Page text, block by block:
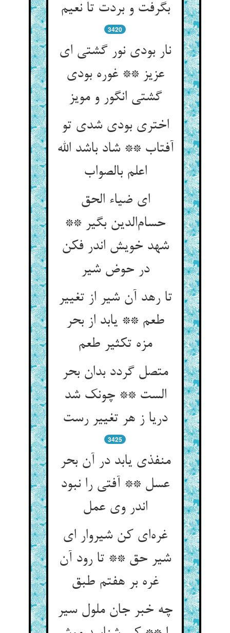
بگرفت و بردت تا نعیم
3420
نار بودی نور گشتی ای
عزیز ** غوره بودی
گشتی انگور و مویز
اختری بودی شدی تو
آفتاب ** شاد باشد الله
اعلم بالصواب
ای ضیاء الحق
حسام‌الدین بگیر **
شهد خویش اندر فکن
در حوض شیر
تا رهد آن شیر از تغییر
طعم ** یابد از بحر
مزه تکثیر طعم
متصل گردد بدان بحر
الست ** چونک شد
دریا ز هر تغییر رست
3425
منفذی یابد در آن بحر
عسل ** آفتی را نبود
اندر وی عمل
غره‌ای کن شیروار ای
شیر حق ** تا رود آن
غره بر هفتم طبق
چه خبر جان ملول سیر